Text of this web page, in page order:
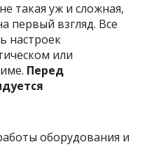
такая уж и сложная,
первый взгляд. Все
настроек
или
Перед
оборудования и